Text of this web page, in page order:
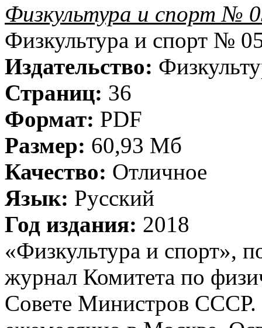
Физкультура и спорт №
Физкультура и спорт №
Издательство:
Страниц: 36
Формат: PDF
Размер: 60,93 Мб
Качество: Отличное
Язык: Русский
Год издания: 2018
«Физкультура и спорт»,
журнал Комитета по
Совете Министров